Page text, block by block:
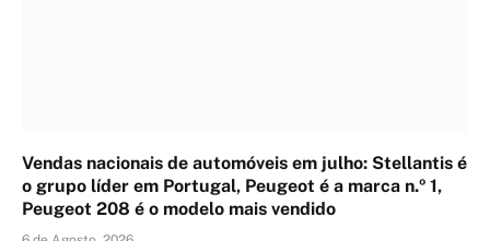
Vendas nacionais de automóveis em julho: Stellantis é
o grupo líder em Portugal, Peugeot é a marca n.º 1,
Peugeot 208 é o modelo mais vendido